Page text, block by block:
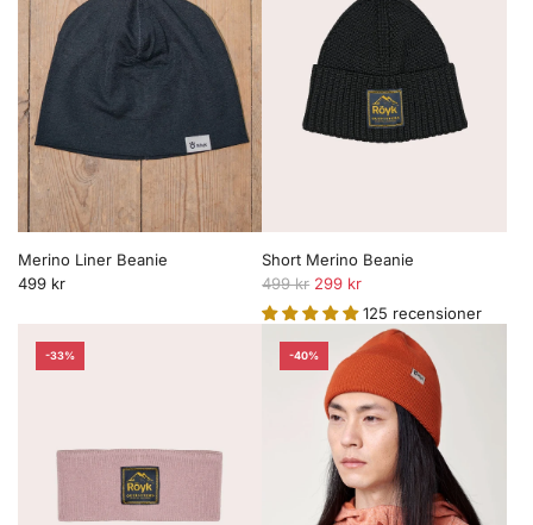
p
r
s
Merino Liner Beanie
499 kr
Short Merino Beanie
O
r
d
499 kr 299 kr
125 recensioner
-33% -40%